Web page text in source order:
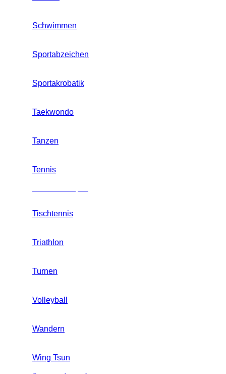
Schwimmen
Sportabzeichen
Sportakrobatik
Taekwondo
Tanzen
Tennis
Tischtennis
Triathlon
Turnen
Volleyball
Wandern
Wing Tsun